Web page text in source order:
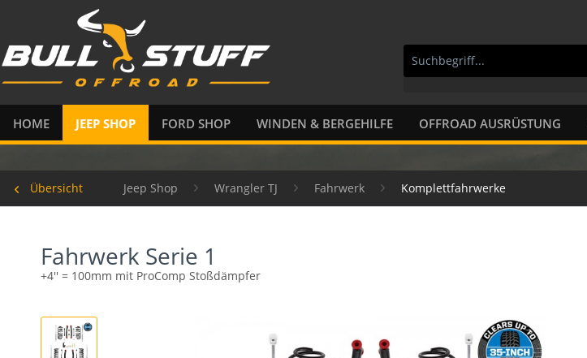
HOME JEEP SHOP FORD SHOP WINDEN & BERGEHILFE OFFROAD AUSRÜSTUNG
Übersicht Jeep Shop Wrangler TJ Fahrwerk Komplettfahrwerke
Fahrwerk Serie 1
+4'' = 100mm mit ProComp Stoßdämpfer